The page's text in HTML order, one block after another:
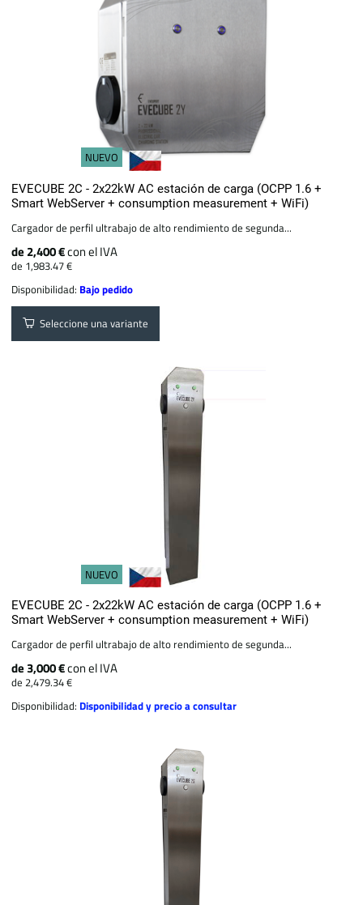
NUEVO
EVECUBE 2C - 2x22kW AC estación de carga (OCPP 1.6 +
Smart WebServer + consumption measurement + WiFi)
Cargador de perfil ultrabajo de alto rendimiento de segunda...
de 2,400 €con el IVA
de 1,983.47 €
Disponibilidad: Bajo pedido
Seleccione una variante
NUEVO
EVECUBE 2C - 2x22kW AC estación de carga (OCPP 1.6 +
Smart WebServer + consumption measurement + WiFi)
Cargador de perfil ultrabajo de alto rendimiento de segunda...
de 3,000 €con el IVA
de 2,479.34 €
Disponibilidad: Disponibilidad y precio a consultar